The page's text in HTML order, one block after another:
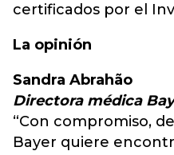
certificados por el
La opinión
Sandra Abrahão
Directora médica
“Con compromiso,
Bayer quiere